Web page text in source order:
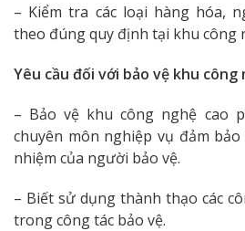
– Kiểm tra các loại hàng hóa,
theo đúng quy định tại khu công
Yêu cầu đối với bảo vệ khu công
– Bảo vệ khu công nghệ cao
chuyên môn nghiệp vụ đảm
nhiệm của người bảo vệ.
– Biết sử dụng thành thạo các
trong công tác bảo vệ.